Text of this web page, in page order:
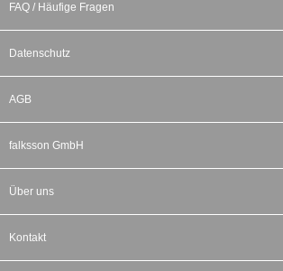
FAQ / Häufige Fragen
Datenschutz
AGB
falksson GmbH
Über uns
Kontakt